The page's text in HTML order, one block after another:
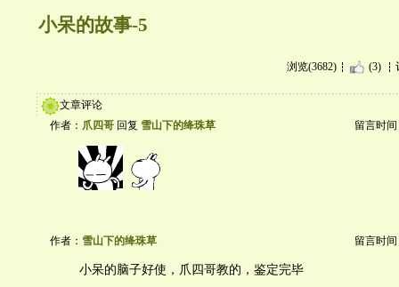
小呆的故事-5
浏览(3682) (3)
文章评论
作者： 爪四哥 回复 雪山下的绛珠草 留言时间
作者： 雪山下的绛珠草 留言时间
小呆的脑子好使，爪四哥教的，鉴定完毕